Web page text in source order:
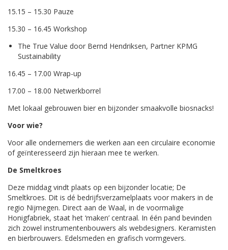
15.15 – 15.30 Pauze
15.30 – 16.45 Workshop
The True Value door Bernd Hendriksen, Partner KPMG
Sustainability
16.45 – 17.00 Wrap-up
17.00 – 18.00 Netwerkborrel
Met lokaal gebrouwen bier en bijzonder smaakvolle biosnacks!
Voor wie?
Voor alle ondernemers die werken aan een circulaire economie
of geïnteresseerd zijn hieraan mee te werken.
De Smeltkroes
Deze middag vindt plaats op een bijzonder locatie; De
Smeltkroes. Dit is dé bedrijfsverzamelplaats voor makers in de
regio Nijmegen. Direct aan de Waal, in de voormalige
Honigfabriek, staat het ‘maken’ centraal. In één pand bevinden
zich zowel instrumentenbouwers als webdesigners. Keramisten
en bierbrouwers. Edelsmeden en grafisch vormgevers.